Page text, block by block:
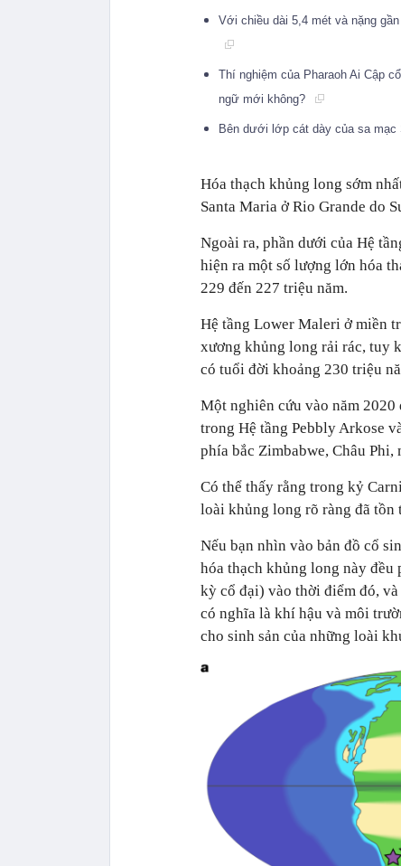
Với chiều dài 5,4 mét và nặng
Thí nghiệm của Pharaoh Ai Cập
ngữ mới không?
Bên dưới lớp cát dày của sa mạc
Hóa thạch khủng long sớm
Santa Maria ở Rio Grande do
Ngoài ra, phần dưới của Hệ
hiện ra một số lượng lớn hóa
229 đến 227 triệu năm.
Hệ tầng Lower Maleri ở miền
xương khủng long rải rác, tuy
có tuổi đời khoảng 230 triệu
Một nghiên cứu vào năm
trong Hệ tầng Pebbly Arkose
phía bắc Zimbabwe, Châu
Có thể thấy rằng trong kỷ
loài khủng long rõ ràng đã tồn
Nếu bạn nhìn vào bản đồ cổ
hóa thạch khủng long này đều
kỳ cổ đại) vào thời điểm đó,
có nghĩa là khí hậu và môi
cho sinh sản của những loài